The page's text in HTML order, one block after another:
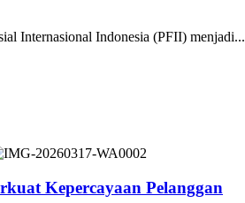
Internasional Indonesia (PFII) menjadi...
Kepercayaan Pelanggan